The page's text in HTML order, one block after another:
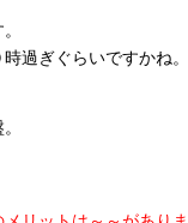
過ぎぐらいですかね。